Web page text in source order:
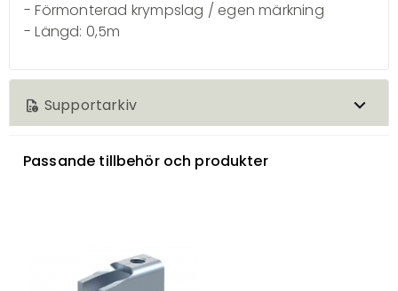
- Förmonterad krympslag / egen märkning
- Längd: 0,5m
quick_reference Supportarkiv
Passande tillbehör och produkter